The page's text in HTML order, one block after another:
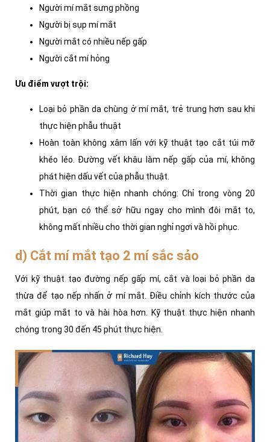
Người mí mắt sưng phồng
Người bị sụp mí mắt
Người mắt có nhiều nếp gấp
Người cắt mí hỏng
Ưu điểm vượt trội:
Loại bỏ phần da chùng ở mí mắt, trẻ trung hơn sau khi
thực hiện phẫu thuật
Hoàn toàn không xâm lấn với kỹ thuật tạo cắt túi mỡ
khéo léo. Đường vết khâu làm nếp gấp của mí, không
phát hiện dấu vết của phẫu thuật.
Thời gian thực hiện nhanh chóng: Chỉ trong vòng 20
phút, bạn có thể sở hữu ngay cho mình đôi mắt to,
không mất nhiều cho thời gian nghỉ ngơi và hồi phục.
d) Cắt mí mắt tạo 2 mí sắc sảo
Với kỹ thuật tạo đường nếp gấp mí, cắt và loại bỏ phần da
thừa để tạo nếp nhấn ở mí mắt. Điều chỉnh kích thước của
mắt giúp mắt to và hài hòa hơn. Kỹ thuật thực hiện nhanh
chóng trong 30 đến 45 phút thực hiện.